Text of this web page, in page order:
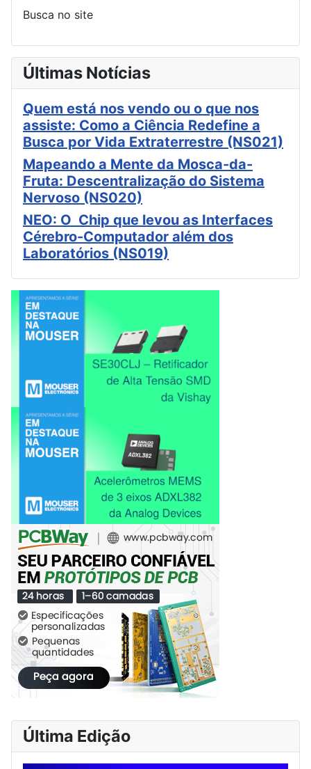
Busca no site
Últimas Notícias
Quem está nos vendo ou o que nos
assiste: Como a Ciência Redefine a
Busca por Vida Extraterrestre (NS021)
Mapeando a Mente da Mosca-da-
Fruta: Descentralização do Sistema
Nervoso (NS020)
NEO: O Chip que levou as Interfaces
Cérebro-Computador além dos
Laboratórios (NS019)
Última Edição